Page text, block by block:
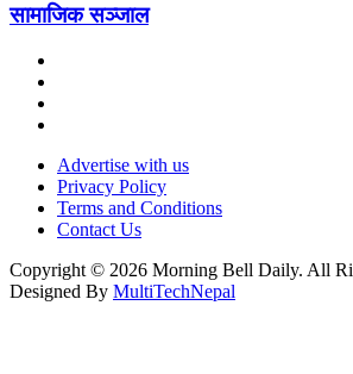
सामाजिक सञ्जाल
Advertise with us
Privacy Policy
Terms and Conditions
Contact Us
Copyright © 2026 Morning Bell Daily. All
Designed By MultiTechNepal